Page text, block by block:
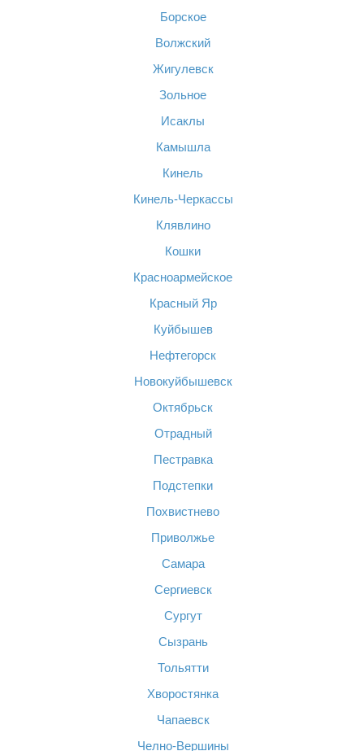
Борское
Волжский
Жигулевск
Зольное
Исаклы
Камышла
Кинель
Кинель-Черкассы
Клявлино
Кошки
Красноармейское
Красный Яр
Куйбышев
Нефтегорск
Новокуйбышевск
Октябрьск
Отрадный
Пестравка
Подстепки
Похвистнево
Приволжье
Самара
Сергиевск
Сургут
Сызрань
Тольятти
Хворостянка
Чапаевск
Челно-Вершины